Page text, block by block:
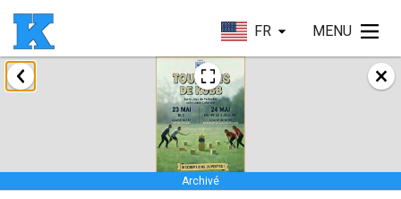
FR MENU
Archivé
janvier 2026
Skuffle for the Shovel
États-Unis
Skuffle for the Shovel